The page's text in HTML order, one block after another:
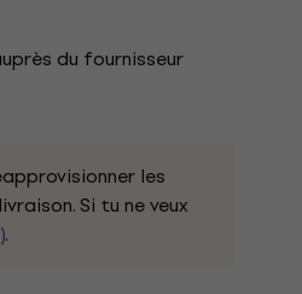
du fournisseur
les
Si tu ne veux
.